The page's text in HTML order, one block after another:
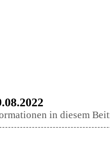
in diesem